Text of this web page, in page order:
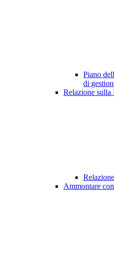
Piano
di
Relazione sulla
Ammontare